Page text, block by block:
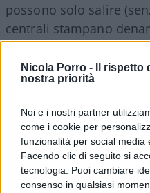
Nicola Porro -
Il rispetto
nostra priorità
Noi e i nostri partner
come i cookie per
funzionalità per social media
Facendo clic di seguito si
tecnologia. Puoi cambiare
consenso in qualsiasi
possono solo salire
centrali stampano
le tasse sono basse e
perfezione, non c’è
rischi geopolitici, altro
Di contro, se scegli
mondo reale: i mercati